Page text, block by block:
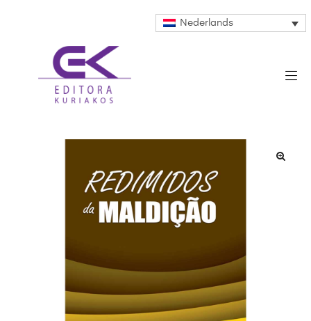
Nederlands